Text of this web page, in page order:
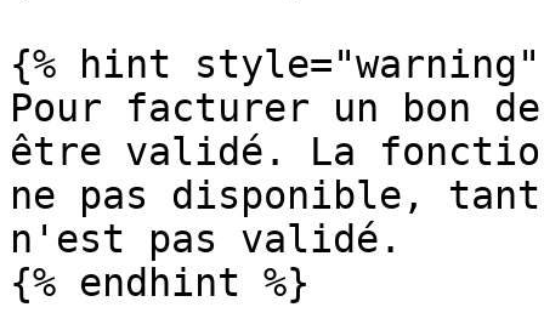
{% hint style="warning"
Pour facturer un bon
être validé. La
ne pas disponible,
n'est pas validé.
{% endhint %}